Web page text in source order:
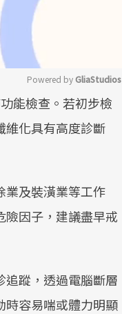
Mute
Powered by GliaStudios
能檢查。若初步檢
維化具有高度診斷
業及裝潢業等工作
因子，建議盡早戒
追蹤，透過電腦斷層
時容易喘或體力明顯